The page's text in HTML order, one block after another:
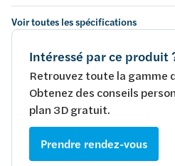
Voir toutes les spécifications
Intéressé par ce produit
Retrouvez toute la gamme
Obtenez des conseils
plan 3D gratuit.
Prendre rendez-vous